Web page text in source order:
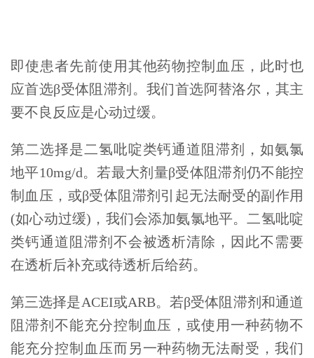
即使患者先前使用其他药物控制血压，此时也
应首选β受体阻滞剂。我们首选阿替洛尔，其主
要不良反应是心动过缓。
第二选择是二氢吡啶类钙通道阻滞剂，如氨氯
地平10mg/d。若最大剂量β受体阻滞剂仍不能控
制血压，或β受体阻滞剂引起无法耐受的副作用
(如心动过缓)，我们会添加氨氯地平。二氢吡啶
类钙通道阻滞剂不会被透析清除，因此不需要
在透析后补充或待透析后给药。
第三选择是ACEI或ARB。若β受体阻滞剂和通道
阻滞剂不能充分控制血压，或使用一种药物不
能充分控制血压而另一种药物无法耐受，我们